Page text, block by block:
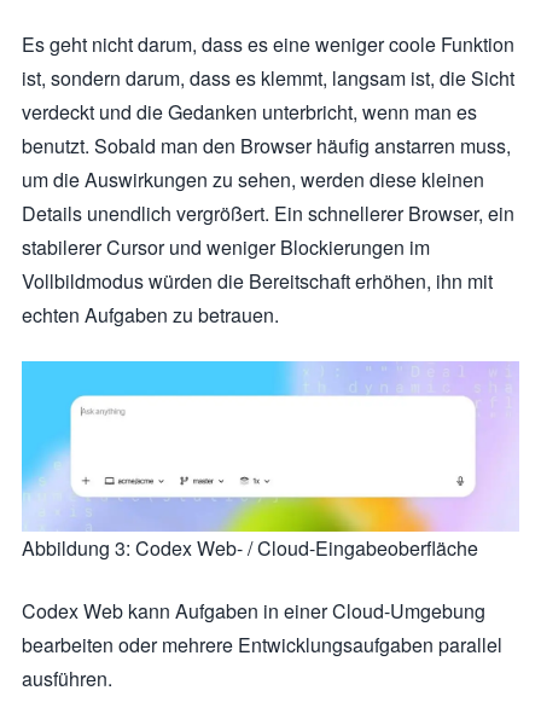
Es geht nicht darum, dass es eine weniger coole Funktion
ist, sondern darum, dass es klemmt, langsam ist, die Sicht
verdeckt und die Gedanken unterbricht, wenn man es
benutzt. Sobald man den Browser häufig anstarren muss,
um die Auswirkungen zu sehen, werden diese kleinen
Details unendlich vergrößert. Ein schnellerer Browser, ein
stabilerer Cursor und weniger Blockierungen im
Vollbildmodus würden die Bereitschaft erhöhen, ihn mit
echten Aufgaben zu betrauen.
Abbildung 3: Codex Web- / Cloud-Eingabeoberfläche
Codex Web kann Aufgaben in einer Cloud-Umgebung
bearbeiten oder mehrere Entwicklungsaufgaben parallel
ausführen.